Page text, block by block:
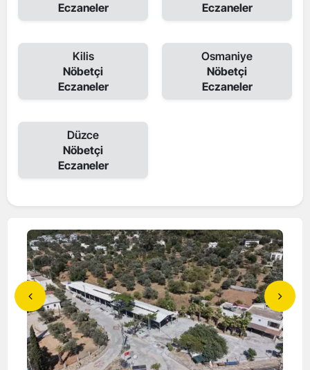
Eczaneler
Eczaneler
Kilis
Nöbetçi
Eczaneler
Osmaniye
Nöbetçi
Eczaneler
Düzce
Nöbetçi
Eczaneler